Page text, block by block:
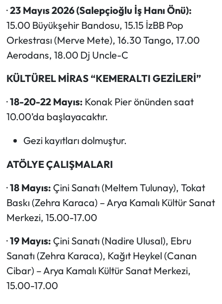
·23 Mayıs 2026 (Salepçioğlu İş Hanı Önü):
15.00 Büyükşehir Bandosu, 15.15 İzBB Pop
Orkestrası (Merve Mete), 16.30 Tango, 17.00
Aerodans, 18.00 Dj Uncle-C
KÜLTÜREL MİRAS “KEMERALTI GEZİLERİ”
·18-20-22 Mayıs: Konak Pier önünden saat
10.00’da başlayacaktır.
Gezi kayıtları dolmuştur.
ATÖLYE ÇALIŞMALARI
·18 Mayıs: Çini Sanatı (Meltem Tulunay), Tokat
Baskı (Zehra Karaca) – Arya Kamalı Kültür Sanat
Merkezi, 15.00-17.00
·19 Mayıs: Çini Sanatı (Nadire Ulusal), Ebru
Sanatı (Zehra Karaca), Kağıt Heykel (Canan
Cibar) – Arya Kamalı Kültür Sanat Merkezi,
15.00-17.00